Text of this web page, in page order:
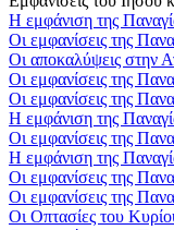
Η εμφάνιση της
Οι εμφανίσεις της
Οι αποκαλύψεις στην
Οι εμφανίσεις της
Οι εμφανίσεις της
Η εμφάνιση της
Οι εμφανίσεις της
Η εμφάνιση της
Οι εμφανίσεις της
Οι εμφανίσεις της
Οι Οπτασίες του